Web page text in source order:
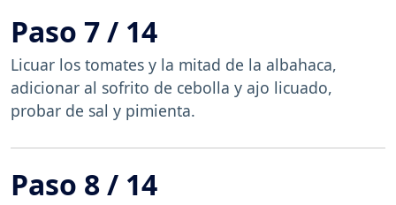
Paso 7 / 14
Licuar los tomates y la mitad de la albahaca,
adicionar al sofrito de cebolla y ajo licuado,
probar de sal y pimienta.
Paso 8 / 14